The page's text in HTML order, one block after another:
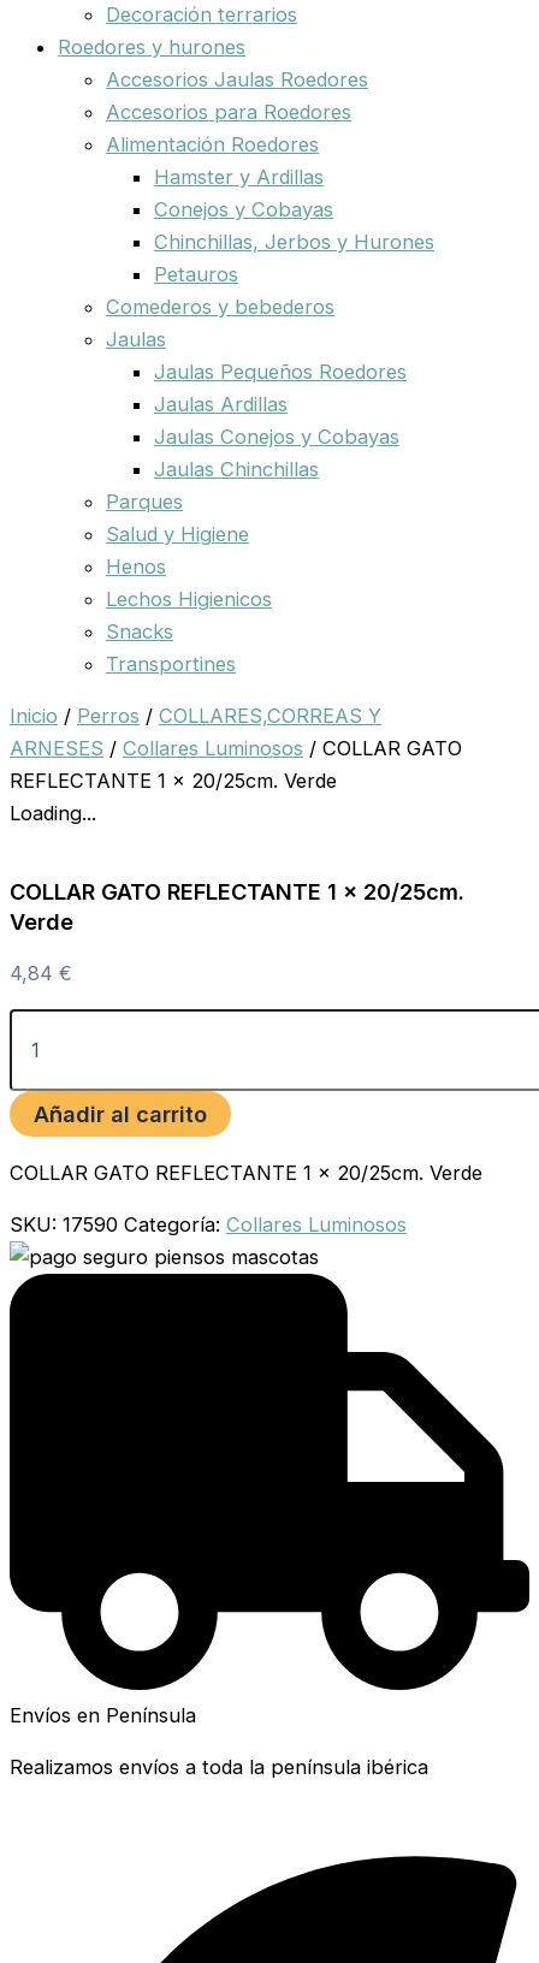
Decoración terrarios
Roedores y hurones
Accesorios Jaulas Roedores
Accesorios para Roedores
Alimentación Roedores
Hamster y Ardillas
Conejos y Cobayas
Chinchillas, Jerbos y Hurones
Petauros
Comederos y bebederos
Jaulas
Jaulas Pequeños Roedores
Jaulas Ardillas
Jaulas Conejos y Cobayas
Jaulas Chinchillas
Parques
Salud y Higiene
Henos
Lechos Higienicos
Snacks
Transportines
Inicio / Perros / COLLARES,CORREAS Y
ARNESES / Collares Luminosos / COLLAR GATO
REFLECTANTE 1 x 20/25cm. Verde
Loading...
COLLAR GATO REFLECTANTE 1 x 20/25cm.
Verde
4,84 €
Añadir al carrito
COLLAR GATO REFLECTANTE 1 x 20/25cm. Verde
SKU: 17590 Categoría: Collares Luminosos
Envíos en Península
Realizamos envíos a toda la península ibérica